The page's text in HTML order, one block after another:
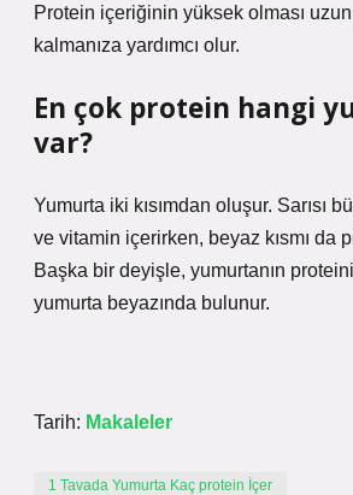
Protein içeriğinin yüksek olması
kalmanıza yardımcı olur.
En çok protein hangi
var?
Yumurta iki kısımdan oluşur. Sarısı
ve vitamin içerirken, beyaz kısmı da
Başka bir deyişle, yumurtanın
yumurta beyazında bulunur.
Tarih: Makaleler
1 Tavada Yumurta Kaç protein İçer